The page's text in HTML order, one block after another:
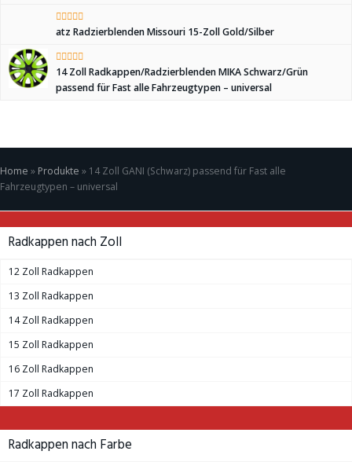
atz Radzierblenden Missouri 15-Zoll Gold/Silber
14 Zoll Radkappen/Radzierblenden MIKA Schwarz/Grün
passend für Fast alle Fahrzeugtypen – universal
Home » Produkte » 14 Zoll GANI (Schwarz) passend für Fast alle
Fahrzeugtypen – universal
Radkappen nach Zoll
12 Zoll Radkappen
13 Zoll Radkappen
14 Zoll Radkappen
15 Zoll Radkappen
16 Zoll Radkappen
17 Zoll Radkappen
Radkappen nach Farbe